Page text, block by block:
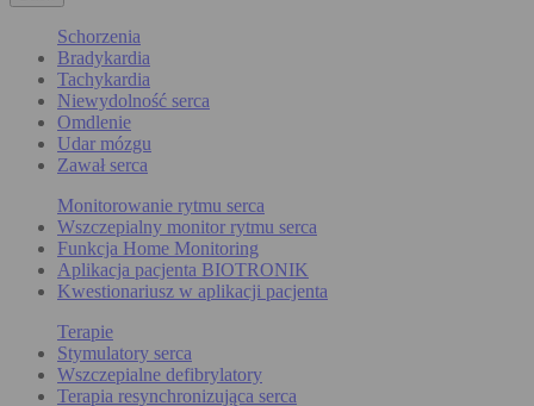
Schorzenia
Bradykardia
Tachykardia
Niewydolność serca
Omdlenie
Udar mózgu
Zawał serca
Monitorowanie rytmu serca
Wszczepialny monitor rytmu serca
Funkcja Home Monitoring
Aplikacja pacjenta BIOTRONIK
Kwestionariusz w aplikacji pacjenta
Terapie
Stymulatory serca
Wszczepialne defibrylatory
Terapia resynchronizująca serca